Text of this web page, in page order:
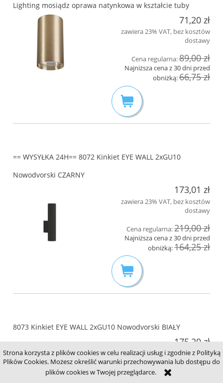
Strona korzysta z plików cookies w celu realizacji usług i zgodnie z Polityką
Plików Cookies. Możesz określić warunki przechowywania lub dostępu do
plików cookies w Twojej przeglądarce.
Lighting mosiądz oprawa natynkowa w kształcie tuby
71,20 zł
zawiera 23% VAT, bez kosztów
dostawy
Cena regularna:89,00 zł
Najniższa cena z 30 dni przed
obniżką:66,75 zł
== WYSYŁKA 24H== 8072 Kinkiet EYE WALL 2xGU10
Nowodvorski CZARNY
173,01 zł
zawiera 23% VAT, bez kosztów
dostawy
Cena regularna:219,00 zł
Najniższa cena z 30 dni przed
obniżką:164,25 zł
8073 Kinkiet EYE WALL 2xGU10 Nowodvorski BIAŁY
175,20 zł
zawiera 23% VAT, bez kosztów
dostawy